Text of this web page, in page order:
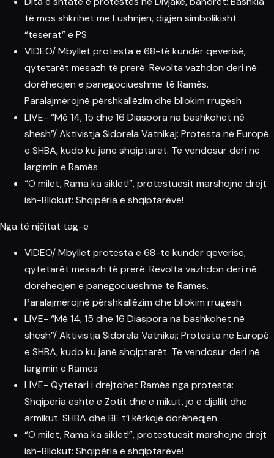
të mos shkrihet me Lushnjen, digjen simbolikisht
“teserat” e PS
VIDEO/ Mbyllet protesta e 68-të kundër qeverisë,
qytetarët mesazh të prerë: Revolta vazhdon deri në
dorëheqjen e panegociueshme të Ramës.
Paralajmërojnë përshkallëzim dhe bllokim rrugësh
LIVE- “Më 14, 15 dhe 16 Diaspora na bashkohet në
shesh”/ Aktivistja Sidorela Vatnikaj: Protesta në Europë
e SHBA, kudo ku janë shqiptarët. Të vendosur deri në
largimin e Ramës
“O milet, Rama ka siklet!”, protestuesit marshojnë drejt
ish-Bllokut: Shqipëria e shqiptarëve!
Nga të njëjtat tag-e
VIDEO/ Mbyllet protesta e 68-të kundër qeverisë,
qytetarët mesazh të prerë: Revolta vazhdon deri në
dorëheqjen e panegociueshme të Ramës.
Paralajmërojnë përshkallëzim dhe bllokim rrugësh
LIVE- “Më 14, 15 dhe 16 Diaspora na bashkohet në
shesh”/ Aktivistja Sidorela Vatnikaj: Protesta në Europë
e SHBA, kudo ku janë shqiptarët. Të vendosur deri në
largimin e Ramës
LIVE- Qytetari i drejtohet Ramës nga protesta:
Shqipëria është e Zotit dhe e mikut, jo e djallit dhe
armikut. SHBA dhe BE t’i kërkojë dorëheqjen
“O milet, Rama ka siklet!”, protestuesit marshojnë drejt
ish-Bllokut: Shqipëria e shqiptarëve!